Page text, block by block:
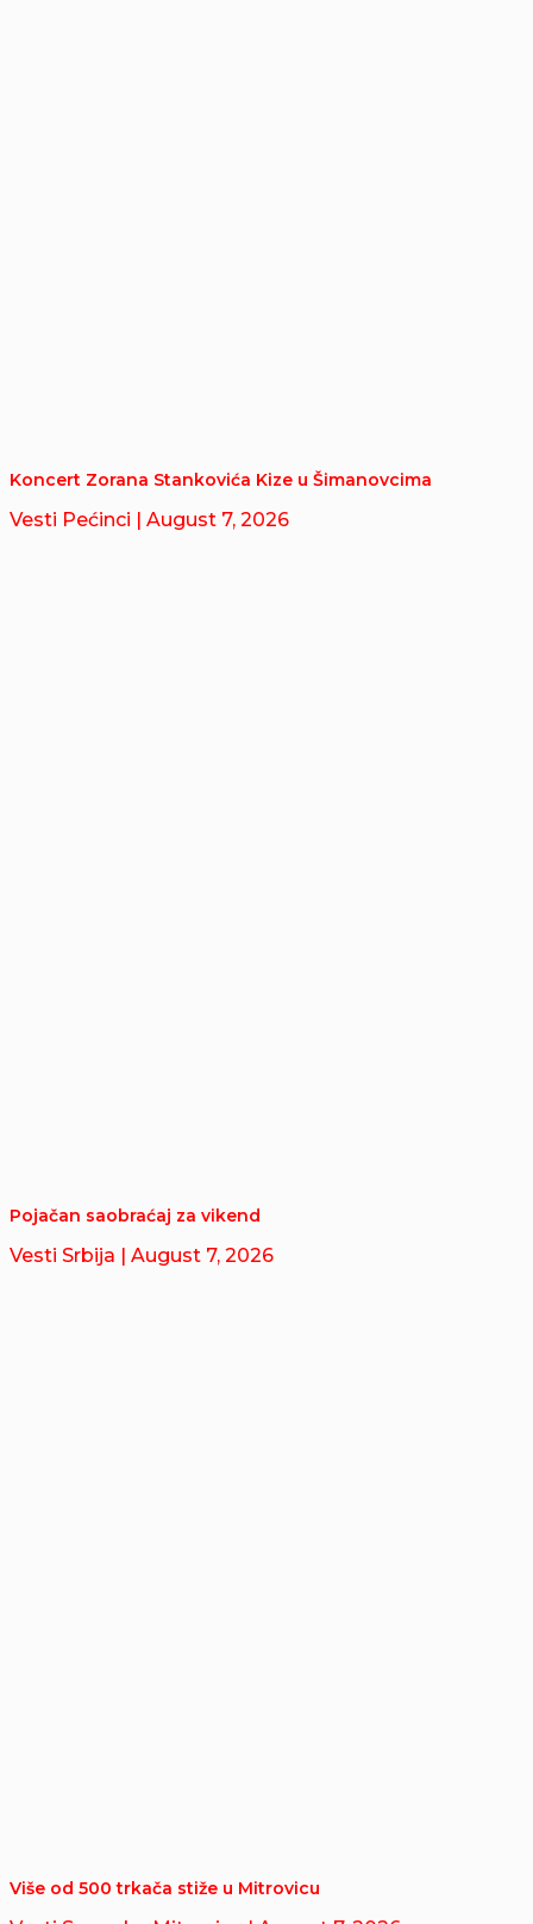
Koncert Zorana Stankovića Kize u Šimanovcima
Vesti Pećinci | August 7, 2026
Pojačan saobraćaj za vikend
Vesti Srbija | August 7, 2026
Više od 500 trkača stiže u Mitrovicu